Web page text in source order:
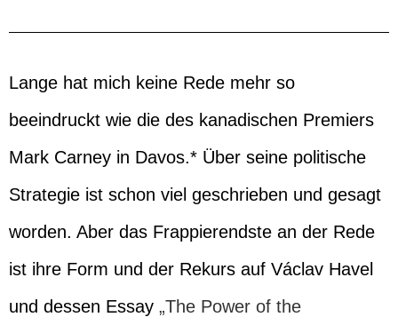
Lange hat mich keine Rede mehr so
beeindruckt wie die des kanadischen Premiers
Mark Carney in Davos.* Über seine politische
Strategie ist schon viel geschrieben und gesagt
worden. Aber das Frappierendste an der Rede
ist ihre Form und der Rekurs auf Václav Havel
und dessen Essay „The Power of the